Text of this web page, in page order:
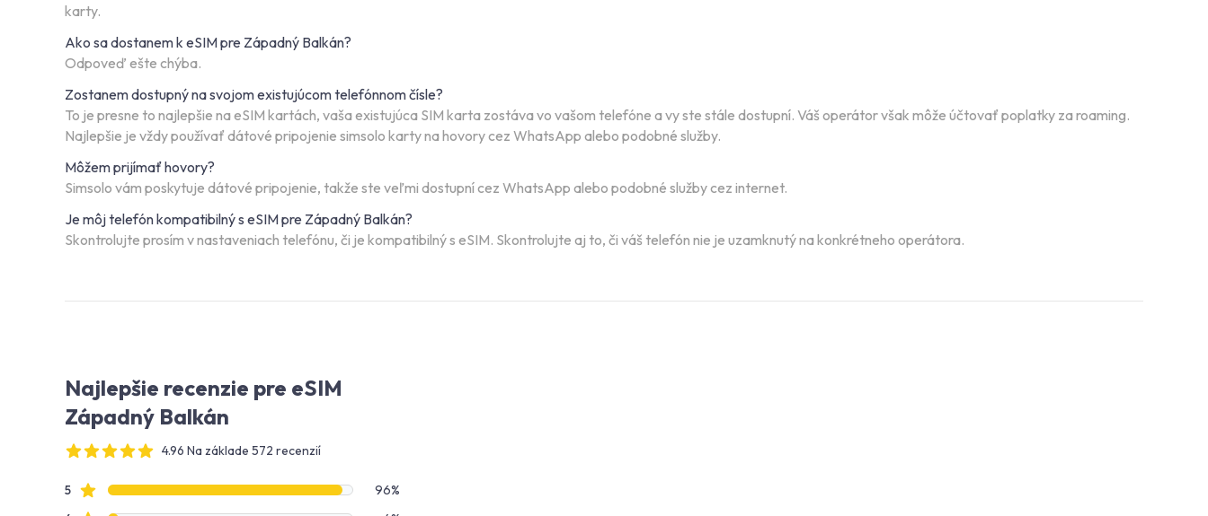
karty.
Ako sa dostanem k eSIM pre Západný Balkán?
Odpoveď ešte chýba.
Zostanem dostupný na svojom existujúcom telefónnom čísle?
To je presne to najlepšie na eSIM kartách, vaša existujúca SIM karta zostáva vo vašom telefóne a vy ste stále dostupní. Váš operátor však môže účtovať poplatky za roaming.
Najlepšie je vždy používať dátové pripojenie simsolo karty na hovory cez WhatsApp alebo podobné služby.
Môžem prijímať hovory?
Simsolo vám poskytuje dátové pripojenie, takže ste veľmi dostupní cez WhatsApp alebo podobné služby cez internet.
Je môj telefón kompatibilný s eSIM pre Západný Balkán?
Skontrolujte prosím v nastaveniach telefónu, či je kompatibilný s eSIM. Skontrolujte aj to, či váš telefón nie je uzamknutý na konkrétneho operátora.
Najlepšie recenzie pre eSIM
Západný Balkán
4.96 Na základe 572 recenzií
Údaje o recenziách
5Hviezdičkové recenzie
96%